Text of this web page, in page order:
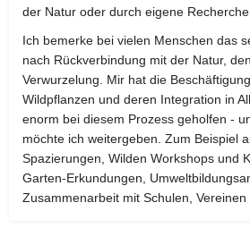
der Natur oder durch eigene Recherche.
Ich bemerke bei vielen Menschen das
nach Rückverbindung mit der Natur,
Verwurzelung. Mir hat die
Wildpflanzen und deren Integration in
enorm bei diesem Prozess geholfen -
möchte ich weitergeben. Zum Beispiel
Spazierungen, Wilden Workshops und
Garten-Erkundungen,
Zusammenarbeit mit Schulen, Vereinen